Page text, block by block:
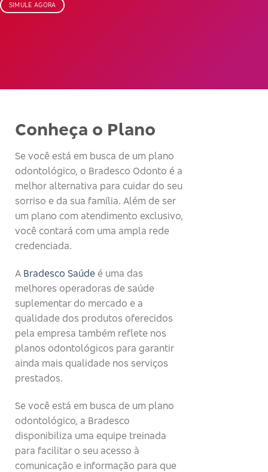
SIMULE AGORA
Conheça o Plano
Se você está em busca de um plano
odontológico, o Bradesco Odonto é a
melhor alternativa para cuidar do seu
sorriso e da sua família. Além de ser
um plano com atendimento exclusivo,
você contará com uma ampla rede
credenciada.
A Bradesco Saúde é uma das
melhores operadoras de saúde
suplementar do mercado e a
qualidade dos produtos oferecidos
pela empresa também reflete nos
planos odontológicos para garantir
ainda mais qualidade nos serviços
prestados.
Se você está em busca de um plano
odontológico, a Bradesco
disponibiliza uma equipe treinada
para facilitar o seu acesso à
comunicação e informação para que